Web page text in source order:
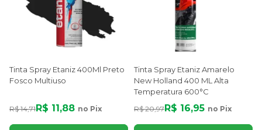
Tinta Spray Etaniz 400Ml Preto
Fosco Multiuso
R$ 14,71R$ 11,88 no Pix
Tinta Spray Etaniz Amarelo
New Holland 400 ML Alta
Temperatura 600°C
R$ 20,97R$ 16,95 no Pix